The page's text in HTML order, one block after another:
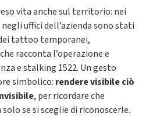
vita anche sul territorio: nei
uffici dell’azienda sono stati
tattoo temporanei,
racconta l’operazione e
e stalking 1522. Un gesto
simbolico: rendere visibile ciò
, per ricordare che
se si sceglie di riconoscerle.